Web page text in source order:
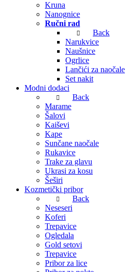
Kruna
Nanognice
Ručni rad
Back
Narukvice
Naušnice
Ogrlice
Lančići za naočale
Set nakit
Modni dodaci
Back
Marame
Šalovi
Kaiševi
Kape
Sunčane naočale
Rukavice
Trake za glavu
Ukrasi za kosu
Šeširi
Kozmetički pribor
Back
Neseseri
Koferi
Trepavice
Ogledala
Gold setovi
Trepavice
Pribor za lice